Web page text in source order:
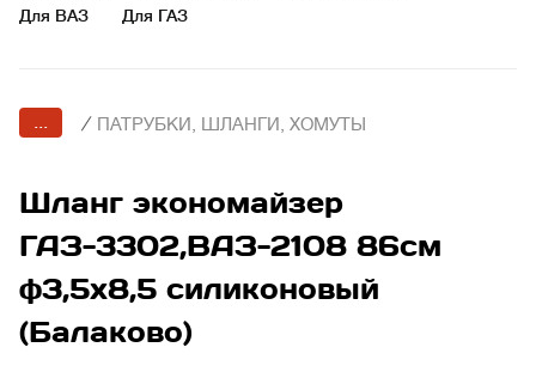
Для ВАЗ
Для ГАЗ
... / ПАТРУБКИ, ШЛАНГИ, ХОМУТЫ
Шланг экономайзер
ГАЗ-3302,ВАЗ-2108 86см
ф3,5х8,5 силиконовый
(Балаково)